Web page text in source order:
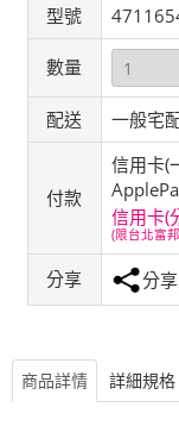
型號
數量
配送 一般宅
付款
信用卡(
信用卡(
(限台北富
分享 分
商品詳情 詳細規格